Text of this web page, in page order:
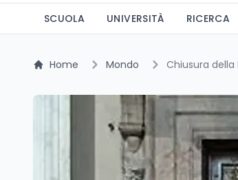
SCUOLA UNIVERSITÀ RICERCA
Home Mondo